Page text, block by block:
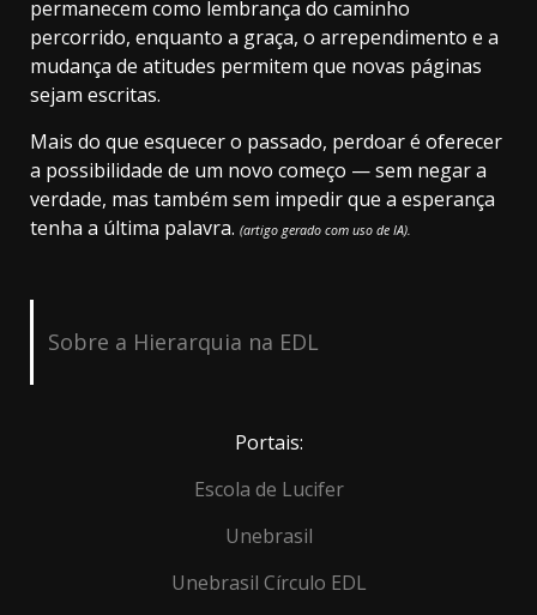
permanecem como lembrança do caminho
percorrido, enquanto a graça, o arrependimento e a
mudança de atitudes permitem que novas páginas
sejam escritas.
Mais do que esquecer o passado, perdoar é oferecer
a possibilidade de um novo começo — sem negar a
verdade, mas também sem impedir que a esperança
tenha a última palavra. (artigo gerado com uso de IA).
Sobre a Hierarquia na EDL
Portais:
Escola de Lucifer
Unebrasil
Unebrasil Círculo EDL